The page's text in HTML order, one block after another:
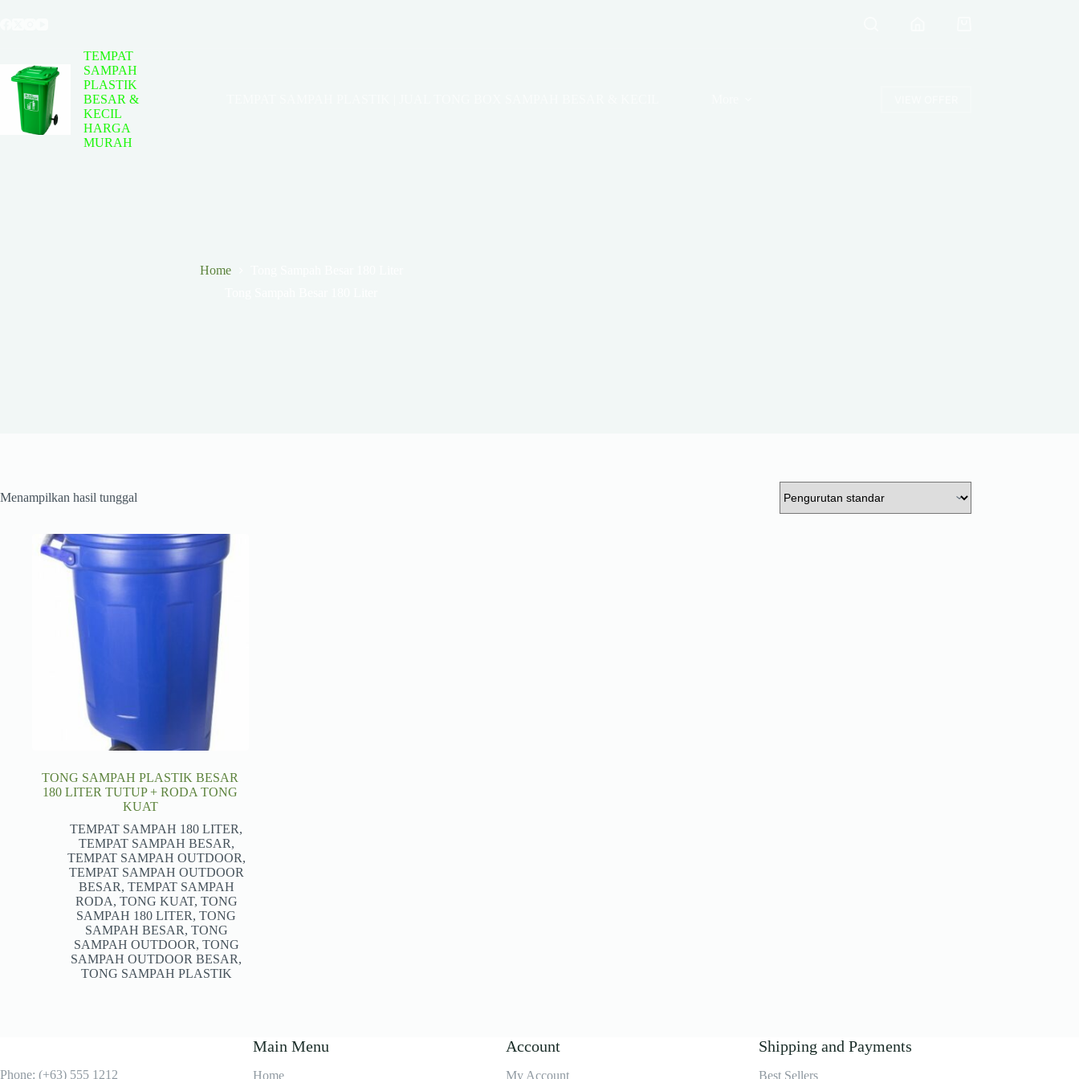
TEMPAT
SAMPAH
PLASTIK
BESAR &
KECIL
HARGA
MURAH
Home
Menampilkan hasil tunggal
TONG SAMPAH PLASTIK BESAR
180 LITER TUTUP + RODA TONG
KUAT
TEMPAT SAMPAH 180 LITER,
TEMPAT SAMPAH BESAR,
TEMPAT SAMPAH OUTDOOR,
TEMPAT SAMPAH OUTDOOR
BESAR, TEMPAT SAMPAH
RODA, TONG KUAT, TONG
SAMPAH 180 LITER,TONG
SAMPAH BESAR, TONG
SAMPAH OUTDOOR, TONG
SAMPAH OUTDOOR BESAR,
TONG SAMPAH PLASTIK
Phone: (+63) 555 1212
Main Menu
Home
Account
My Account
Shipping and Payments
Best Sellers